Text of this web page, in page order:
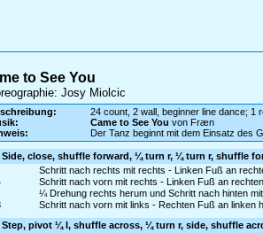
to See You
Josy Miolcic
24 count, 2 wall, beginner line dance; 1
Came to See You von Fræn
Der Tanz beginnt mit dem Einsatz des
Side, close, shuffle forward, ¼ turn r, ¼ turn r, shuffle
Schritt nach rechts mit rechts - Linken Fuß an
Schritt nach vorn mit rechts - Linken Fuß an
¼ Drehung rechts herum und Schritt nach hinten
Schritt nach vorn mit links - Rechten Fuß an linken
Step, pivot ¼ l, shuffle across, ¼ turn r, side, shuffle